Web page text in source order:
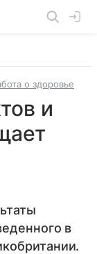
о здоровье
и
в